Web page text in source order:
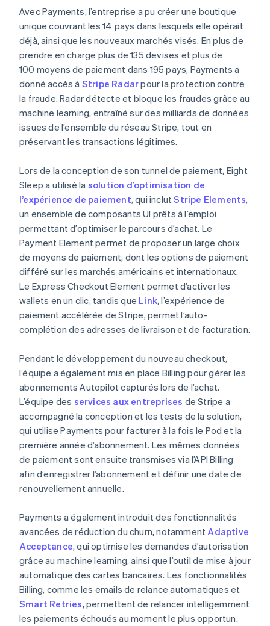
Avec Payments, l’entreprise a pu créer une boutique
unique couvrant les 14 pays dans lesquels elle opérait
déjà, ainsi que les nouveaux marchés visés. En plus de
prendre en charge plus de 135 devises et plus de
100 moyens de paiement dans 195 pays, Payments a
donné accès à Stripe Radarpour la protection contre
la fraude. Radar détecte et bloque les fraudes grâce au
machine learning, entraîné sur des milliards de données
issues de l’ensemble du réseau Stripe, tout en
préservant les transactions légitimes.
Lors de la conception de son tunnel de paiement, Eight
Sleep a utilisé la solution d’optimisation de
l’expérience de paiement, qui inclutStripe Elements,
un ensemble de composants UI prêts à l’emploi
permettant d’optimiser le parcours d’achat. Le
Payment Element permet de proposer un large choix
de moyens de paiement, dont les options de paiement
différé sur les marchés américains et internationaux.
Le Express Checkout Element permet d’activer les
wallets en un clic, tandis que Link, l’expérience de
paiement accélérée de Stripe, permet l’auto-
complétion des adresses de livraison et de facturation.
Pendant le développement du nouveau checkout,
l’équipe a également mis en place Billing pour gérer les
abonnements Autopilot capturés lors de l’achat.
L’équipe des services aux entreprises de Stripe a
accompagné la conception et les tests de la solution,
qui utilise Payments pour facturer à la fois le Pod et la
première année d’abonnement. Les mêmes données
de paiement sont ensuite transmises via l’API Billing
afin d’enregistrer l’abonnement et définir une date de
renouvellement annuelle.
Payments a également introduit des fonctionnalités
avancées de réduction du churn, notamment Adaptive
Acceptance, qui optimise les demandes d’autorisation
grâce au machine learning, ainsi que l’outil de mise à jour
automatique des cartes bancaires. Les fonctionnalités
Billing, comme les emails de relance automatiques et
Smart Retries, permettent de relancer intelligemment
les paiements échoués au moment le plus opportun.